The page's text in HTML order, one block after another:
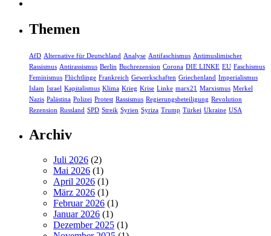
Themen
AfD Alternative für Deutschland Analyse Antifaschismus Antimuslimischer
Rassismus Antirassismus Berlin Buchrezension Corona DIE LINKE EU Faschismus
Feminismus Flüchtlinge Frankreich Gewerkschaften Griechenland Imperialismus
Islam Israel Kapitalismus Klima Krieg Krise Linke marx21 Marxismus Merkel
Nazis Palästina Polizei Protest Rassismus Regierungsbeteiligung Revolution
Rezension Russland SPD Streik Syrien Syriza Trump Türkei Ukraine USA
Archiv
Juli 2026 (2)
Mai 2026 (1)
April 2026 (1)
März 2026 (1)
Februar 2026 (1)
Januar 2026 (1)
Dezember 2025 (1)